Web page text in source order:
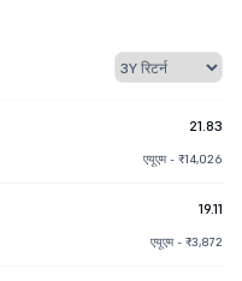
21.83
एयूएम - ₹14,026
19.11
एयूएम - ₹3,872